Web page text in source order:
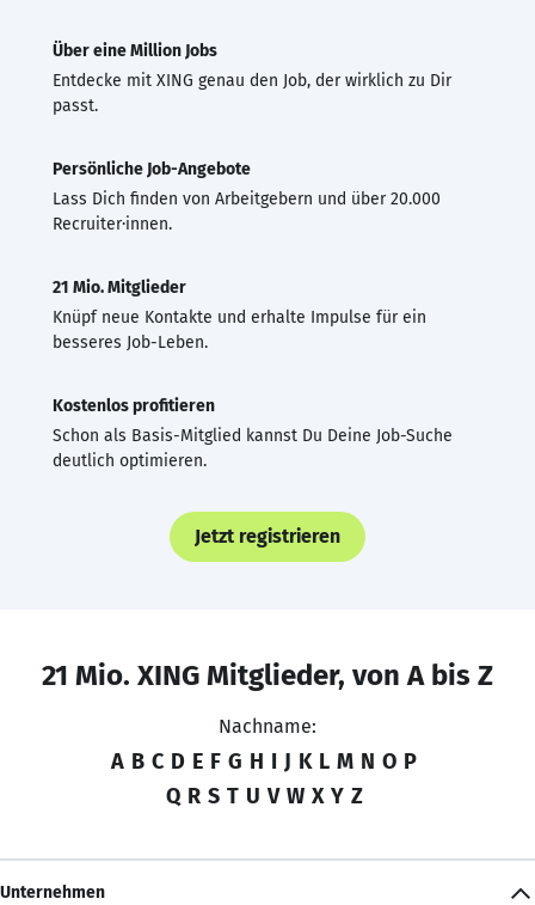
Über eine Million Jobs
Entdecke mit XING genau den Job, der wirklich zu Dir
passt.
Persönliche Job-Angebote
Lass Dich finden von Arbeitgebern und über 20.000
Recruiter·innen.
21 Mio. Mitglieder
Knüpf neue Kontakte und erhalte Impulse für ein
besseres Job-Leben.
Kostenlos profitieren
Schon als Basis-Mitglied kannst Du Deine Job-Suche
deutlich optimieren.
Jetzt registrieren
21 Mio. XING Mitglieder, von A bis Z
Nachname:
A B C D E F G H I J K L M N O P
Q R S T U V W X Y Z
Unternehmen